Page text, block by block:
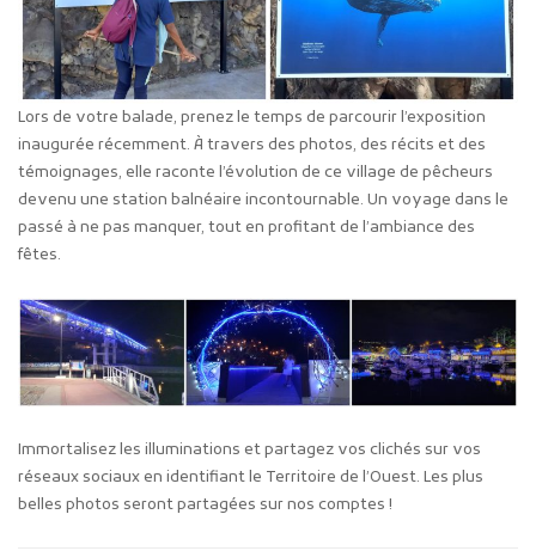
Lors de votre balade, prenez le temps de parcourir l’exposition
inaugurée récemment. À travers des photos, des récits et des
témoignages, elle raconte l’évolution de ce village de pêcheurs
devenu une station balnéaire incontournable. Un voyage dans le
passé à ne pas manquer, tout en profitant de l’ambiance des
fêtes.
Immortalisez les illuminations et partagez vos clichés sur vos
réseaux sociaux en identifiant le Territoire de l’Ouest. Les plus
belles photos seront partagées sur nos comptes !